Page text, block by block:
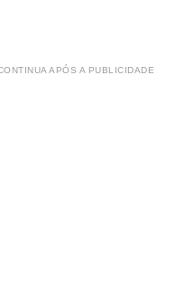
APÓS A PUBLICIDADE